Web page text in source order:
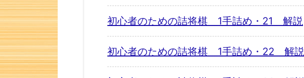
初心者のための詰将棋 1手詰め・21 解説
初心者のための詰将棋 1手詰め・22 解説